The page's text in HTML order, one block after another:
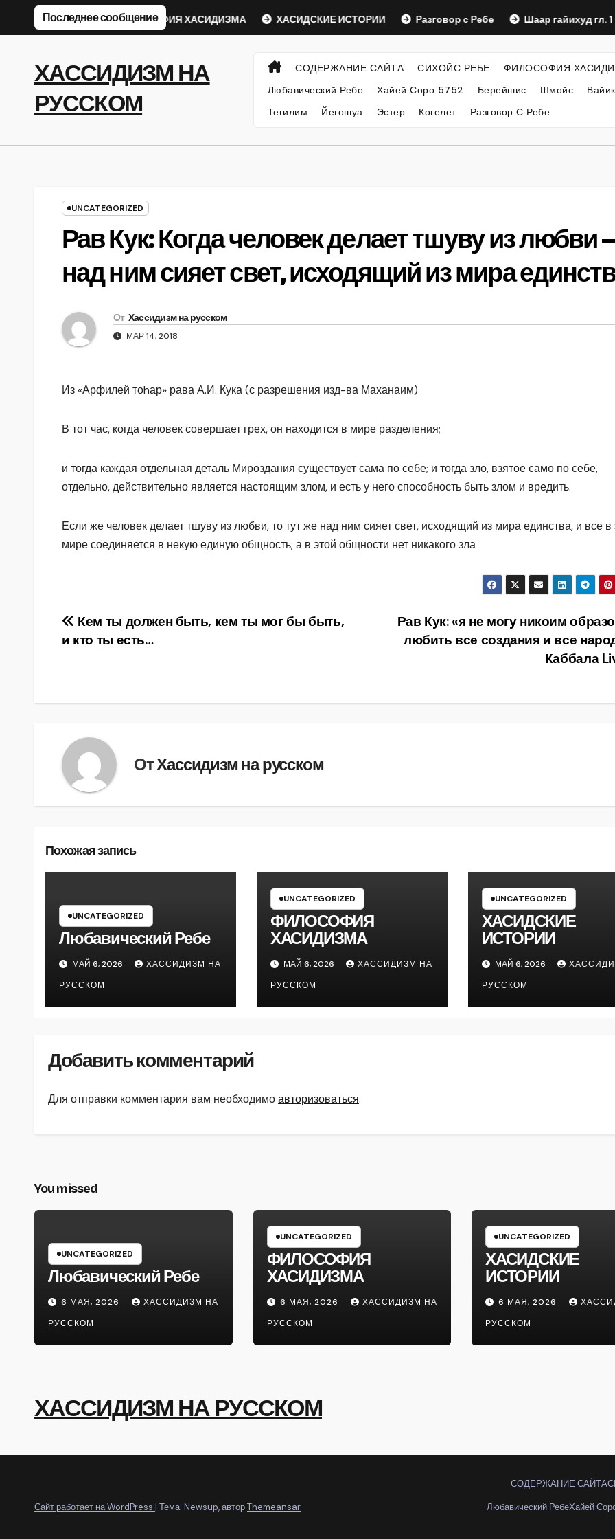
Перейти
Последнее сообщение
Ребе ФИЛОСОФИЯ ХАСИДИЗМА ХАСИДСКИЕ ИСТОРИИ Разговор с Ребе Шаар гайихуд гл. 1 (2)
ХАССИДИЗМ НА
РУССКОМ
СОДЕРЖАНИЕ САЙТА СИХОЙС РЕБЕ
ФИЛОСОФИЯ
Любавический Ребе
Хайей Соро 5752 Берейшис Шмойс
Тегилим
Йегошуа Эстер Когелет Разговор С Ребе
UNCATEGORIZED
Рав Кук: Когда человек делает тшуву из любви
над ним сияет свет, исходящий из мира
От Хассидизм на русском
МАР 14, 2018
Из «Арфилей тоhар» рава А.И. Кука (с разрешения изд-ва Маханаим)
В тот час, когда человек совер­шает грех, он находится в мире разделения;
и тогда каждая отдельная деталь Мироздания существует сама по себе; и тогда зло, взятое само по себе,
отдельно, действительно является настоящим злом, и есть у него способность быть злом и вредить.
Если же человек делает тшуву из любви, то тут же над ним сия­ет свет, исходящий из мира един­ства, и все в
мире соединя­ется в некую единую общность; а в этой общности нет никакого зла
Навигация
Рав Кук: «я не могу никоим
любить все создания и все
Каббала
Кем ты должен быть, кем ты мог бы быть,
и кто ты есть…
ОтХассидизм на русском
Похожая запись
UNCATEGORIZED
Любавический Ребе
МАЙ 6, 2026
ХАССИДИЗМ НА
РУССКОМ
UNCATEGORIZED
ФИЛОСОФИЯ
ХАСИДИЗМА
МАЙ 6, 2026
ХАССИДИЗМ НА
РУССКОМ
UNCATEGORIZED
ХАСИДСКИЕ
ИСТОРИИ
МАЙ 6, 2026
РУССКОМ
Добавить комментарий
Для отправки комментария вам необходимоавторизоваться.
You missed
UNCATEGORIZED
Любавический Ребе
6 МАЯ, 2026
ХАССИДИЗМ НА
РУССКОМ
UNCATEGORIZED
ФИЛОСОФИЯ
ХАСИДИЗМА
6 МАЯ, 2026
ХАССИДИЗМ НА
РУССКОМ
UNCATEGORIZED
ХАСИДСКИЕ
ИСТОРИИ
6 МАЯ, 2026
РУССКОМ
ХАССИДИЗМ НА РУССКОМ
Сайт работает на WordPress | Тема: Newsup, авторThemeansar
СОДЕРЖАНИЕ САЙТА
Любавический РебеХайей